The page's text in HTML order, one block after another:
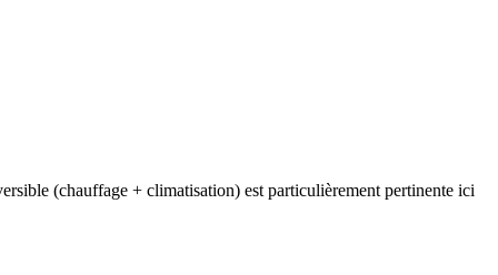
(chauffage + climatisation) est particulièrement pertinente ici